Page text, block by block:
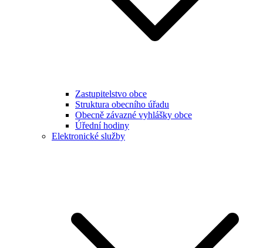
Zastupitelstvo obce
Struktura obecního úřadu
Obecně závazné vyhlášky obce
Úřední hodiny
Elektronické služby